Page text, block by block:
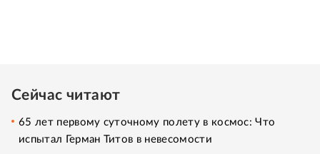
Сейчас читают
65 лет первому суточному полету в космос: Что
испытал Герман Титов в невесомости